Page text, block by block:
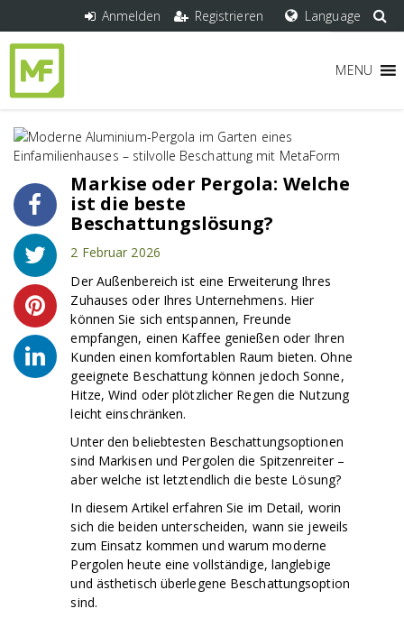
Anmelden Registrieren Language
MENU
Markise oder Pergola: Welche
ist die beste
Beschattungslösung?
2 Februar 2026
Der Außenbereich ist eine Erweiterung Ihres
Zuhauses oder Ihres Unternehmens. Hier
können Sie sich entspannen, Freunde
empfangen, einen Kaffee genießen oder Ihren
Kunden einen komfortablen Raum bieten. Ohne
geeignete Beschattung können jedoch Sonne,
Hitze, Wind oder plötzlicher Regen die Nutzung
leicht einschränken.
Unter den beliebtesten Beschattungsoptionen
sind Markisen und Pergolen die Spitzenreiter –
aber welche ist letztendlich die beste Lösung?
In diesem Artikel erfahren Sie im Detail, worin
sich die beiden unterscheiden, wann sie jeweils
zum Einsatz kommen und warum moderne
Pergolen heute eine vollständige, langlebige
und ästhetisch überlegene Beschattungsoption
sind.